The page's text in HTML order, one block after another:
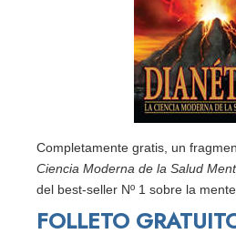
Completamente gratis, un
Ciencia Moderna de la Salud
del best-seller Nº 1 sobre la mente.
FOLLETO